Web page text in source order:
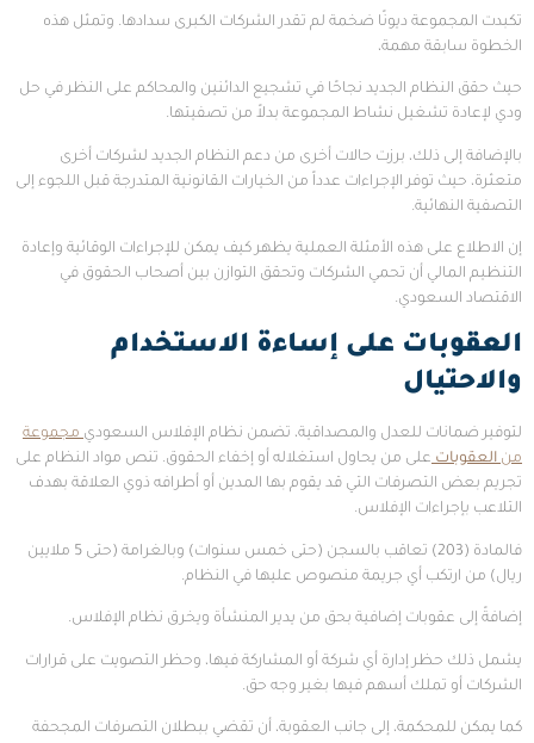
تكبدت المجموعة ديونًا ضخمة لم تقدر الشركات الكبرى سدادها. وتمثل هذه
الخطوة سابقة مهمة،
حيث حقق النظام الجديد نجاحًا في تشجيع الدائنين والمحاكم على النظر في حل
ودي لإعادة تشغيل نشاط المجموعة بدلاً من تصفيتها.
بالإضافة إلى ذلك، برزت حالات أخرى من دعم النظام الجديد لشركات أخرى
متعثرة، حيث توفر الإجراءات عدداً من الخيارات القانونية المتدرجة قبل اللجوء إلى
التصفية النهائية.
إن الاطلاع على هذه الأمثلة العملية يظهر كيف يمكن للإجراءات الوقائية وإعادة
التنظيم المالي أن تحمي الشركات وتحقق التوازن بين أصحاب الحقوق في
الاقتصاد السعودي.
العقوبات على إساءة الاستخدام
والاحتيال
لتوفير ضمانات للعدل والمصداقية، تضمن نظام الإفلاس السعوديمجموعة
منالعقوبات على من يحاول استغلاله أو إخفاء الحقوق. تنص مواد النظام على
تجريم بعض التصرفات التي قد يقوم بها المدين أو أطرافه ذوي العلاقة بهدف
التلاعب بإجراءات الإفلاس.
فالمادة (203) تعاقب بالسجن (حتى خمس سنوات) وبالغرامة (حتى 5 ملايين
ريال) من ارتكب أي جريمة منصوص عليها في النظام.
إضافةً إلى عقوبات إضافية بحق من يدير المنشأة ويخرق نظام الإفلاس.
يشمل ذلك حظر إدارة أي شركة أو المشاركة فيها، وحظر التصويت على قرارات
الشركات أو تملك أسهم فيها بغير وجه حق.
كما يمكن للمحكمة، إلى جانب العقوبة، أن تقضي ببطلان التصرفات المجحفة